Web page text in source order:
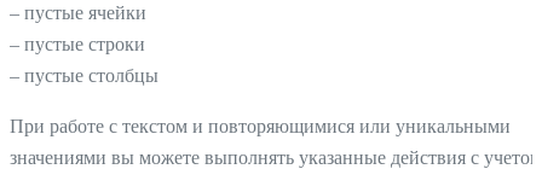
– пустые ячейки
– пустые строки
– пустые столбцы
При работе с текстом и повторяющимися или уникальными
значениями вы можете выполнять указанные действия с учетом